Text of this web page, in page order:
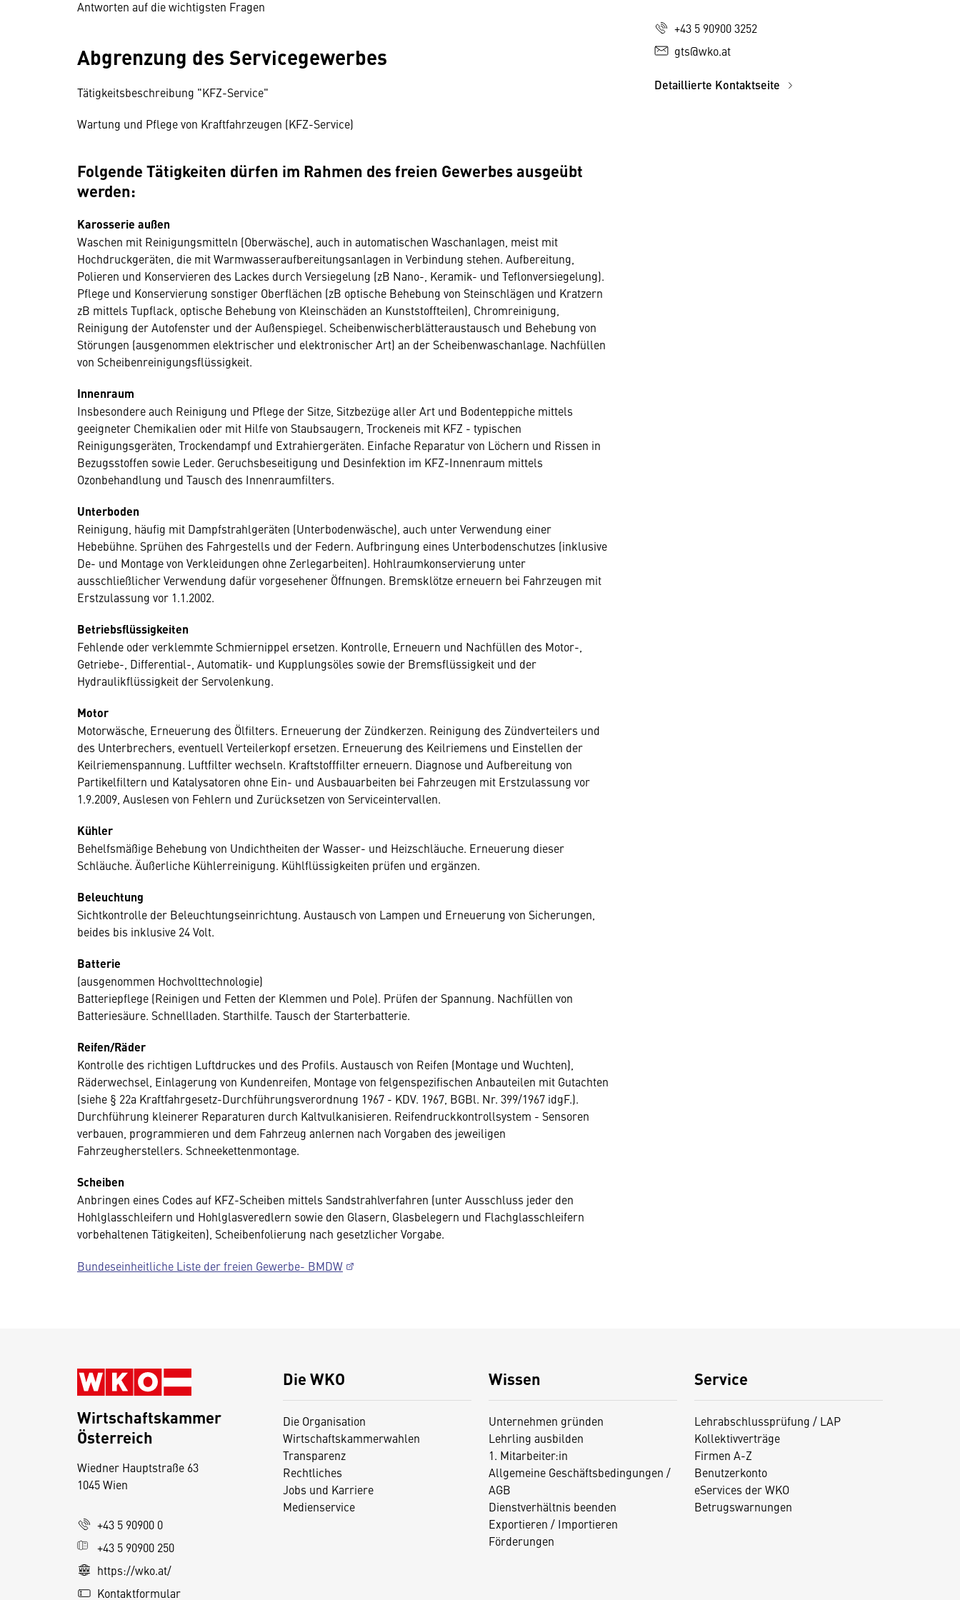
Antworten auf die wichtigsten Fragen
Abgrenzung des Servicegewerbes
Tätigkeitsbeschreibung "KFZ-Service"
Wartung und Pflege von Kraftfahrzeugen (KFZ-Service)
Folgende Tätigkeiten dürfen im Rahmen des freien Gewerbes ausgeübt
werden:
Karosserie außen
Waschen mit Reinigungsmitteln (Oberwäsche), auch in automatischen Waschanlagen, meist mit
Hochdruckgeräten, die mit Warmwasseraufbereitungsanlagen in Verbindung stehen. Aufbereitung,
Polieren und Konservieren des Lackes durch Versiegelung (zB Nano-, Keramik- und Teflonversiegelung).
Pflege und Konservierung sonstiger Oberflächen (zB optische Behebung von Steinschlägen und Kratzern
zB mittels Tupflack, optische Behebung von Kleinschäden an Kunststoffteilen), Chromreinigung,
Reinigung der Autofenster und der Außenspiegel. Scheibenwischerblätteraustausch und Behebung von
Störungen (ausgenommen elektrischer und elektronischer Art) an der Scheibenwaschanlage. Nachfüllen
von Scheibenreinigungsflüssigkeit.
Innenraum
Insbesondere auch Reinigung und Pflege der Sitze, Sitzbezüge aller Art und Bodenteppiche mittels
geeigneter Chemikalien oder mit Hilfe von Staubsaugern, Trockeneis mit KFZ - typischen
Reinigungsgeräten, Trockendampf und Extrahiergeräten. Einfache Reparatur von Löchern und Rissen in
Bezugsstoffen sowie Leder. Geruchsbeseitigung und Desinfektion im KFZ-Innenraum mittels
Ozonbehandlung und Tausch des Innenraumfilters.
Unterboden
Reinigung, häufig mit Dampfstrahlgeräten (Unterbodenwäsche), auch unter Verwendung einer
Hebebühne. Sprühen des Fahrgestells und der Federn. Aufbringung eines Unterbodenschutzes (inklusive
De- und Montage von Verkleidungen ohne Zerlegarbeiten). Hohlraumkonservierung unter
ausschließlicher Verwendung dafür vorgesehener Öffnungen. Bremsklötze erneuern bei Fahrzeugen mit
Erstzulassung vor 1.1.2002.
Betriebsflüssigkeiten
Fehlende oder verklemmte Schmiernippel ersetzen. Kontrolle, Erneuern und Nachfüllen des Motor-,
Getriebe-, Differential-, Automatik- und Kupplungsöles sowie der Bremsflüssigkeit und der
Hydraulikflüssigkeit der Servolenkung.
Motor
Motorwäsche, Erneuerung des Ölfilters. Erneuerung der Zündkerzen. Reinigung des Zündverteilers und
des Unterbrechers, eventuell Verteilerkopf ersetzen. Erneuerung des Keilriemens und Einstellen der
Keilriemenspannung. Luftfilter wechseln. Kraftstofffilter erneuern. Diagnose und Aufbereitung von
Partikelfiltern und Katalysatoren ohne Ein- und Ausbauarbeiten bei Fahrzeugen mit Erstzulassung vor
1.9.2009, Auslesen von Fehlern und Zurücksetzen von Serviceintervallen.
Kühler
Behelfsmäßige Behebung von Undichtheiten der Wasser- und Heizschläuche. Erneuerung dieser
Schläuche. Äußerliche Kühlerreinigung. Kühlflüssigkeiten prüfen und ergänzen.
Beleuchtung
Sichtkontrolle der Beleuchtungseinrichtung. Austausch von Lampen und Erneuerung von Sicherungen,
beides bis inklusive 24 Volt.
Batterie
(ausgenommen Hochvolttechnologie)
Batteriepflege (Reinigen und Fetten der Klemmen und Pole). Prüfen der Spannung. Nachfüllen von
Batteriesäure. Schnellladen. Starthilfe. Tausch der Starterbatterie.
Reifen/Räder
Kontrolle des richtigen Luftdruckes und des Profils. Austausch von Reifen (Montage und Wuchten),
Räderwechsel, Einlagerung von Kundenreifen, Montage von felgenspezifischen Anbauteilen mit Gutachten
(siehe § 22a Kraftfahrgesetz-Durchführungsverordnung 1967 - KDV. 1967, BGBl. Nr. 399/1967 idgF.).
Durchführung kleinerer Reparaturen durch Kaltvulkanisieren. Reifendruckkontrollsystem - Sensoren
verbauen, programmieren und dem Fahrzeug anlernen nach Vorgaben des jeweiligen
Fahrzeugherstellers. Schneekettenmontage.
Scheiben
Anbringen eines Codes auf KFZ-Scheiben mittels Sandstrahlverfahren (unter Ausschluss jeder den
Hohlglasschleifern und Hohlglasveredlern sowie den Glasern, Glasbelegern und Flachglasschleifern
vorbehaltenen Tätigkeiten), Scheibenfolierung nach gesetzlicher Vorgabe.
Bundeseinheitliche Liste der freien Gewerbe- BMDW
+43 5 90900 3252
gts@wko.at
Detaillierte Kontaktseite
Die WKO
Die Organisation
Wirtschaftskammerwahlen
Transparenz
Rechtliches
Jobs und Karriere
Medienservice
Wissen
Unternehmen gründen
Lehrling ausbilden
1. Mitarbeiter:in
Allgemeine Geschäftsbedingungen /
AGB
Dienstverhältnis beenden
Exportieren / Importieren
Förderungen
Service
Lehrabschlussprüfung / LAP
Kollektivverträge
Firmen A-Z
Benutzerkonto
eServices der WKO
Betrugswarnungen
Wirtschaftskammer
Österreich
Wiedner Hauptstraße 63
1045 Wien
+43 5 90900 0
+43 5 90900 250
https://wko.at/
Kontaktformular